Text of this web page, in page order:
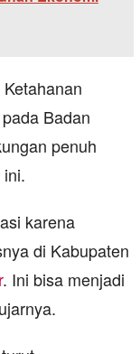
Badan
penuh
karena
di Kabupaten
. Ini bisa menjadi